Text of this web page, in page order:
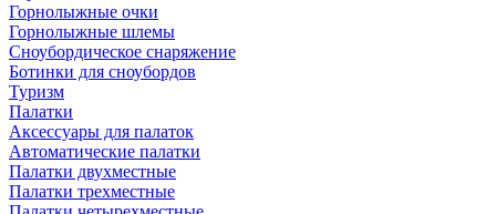
Горнолыжные очки
Горнолыжные шлемы
Сноубордическое снаряжение
Ботинки для сноубордов
Туризм
Палатки
Аксессуары для палаток
Автоматические палатки
Палатки двухместные
Палатки трехместные